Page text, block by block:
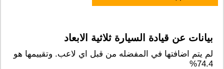
بيانات عن قيادة السيارة ثلاثية الابعاد
لم يتم اضافتها في المفضله من قبل اي لاعب. وتقييمها هو
74.4%